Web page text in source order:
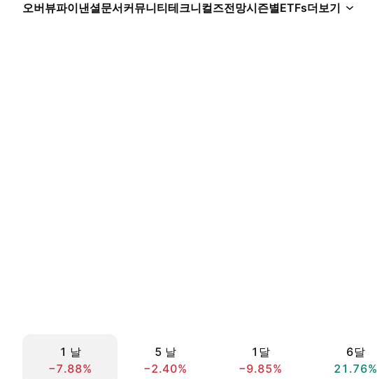
오버뷰파이낸셜문서커뮤니티테크니컬즈전망시즌별ETFs더보기
1 날
−7.88%
5 날
−2.40%
1달
−9.85%
6달
21.76%